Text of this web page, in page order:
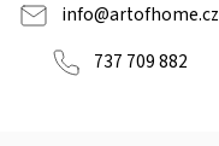
info@artofhome.cz
737 709 882